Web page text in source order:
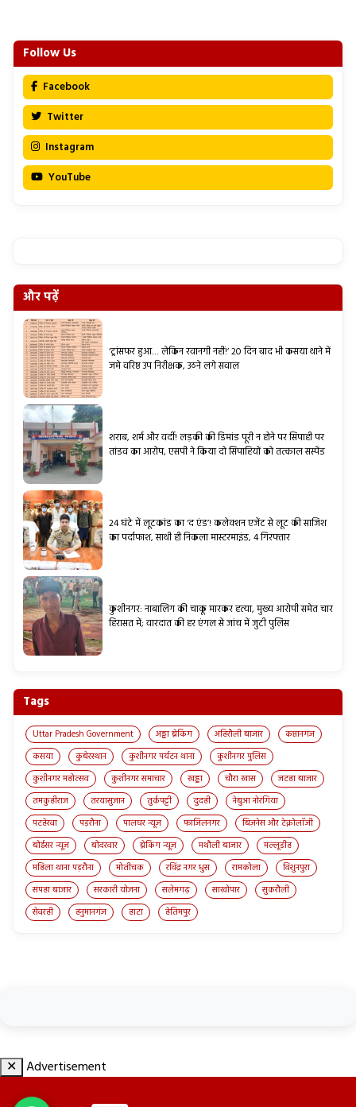
Follow Us
Facebook
Twitter
Instagram
YouTube
और पढ़ें
‘ट्रांसफर हुआ… लेकिन रवानगी नहीं!’ 20 दिन बाद भी कसया थाने में
जमे वरिष्ठ उप निरीक्षक, उठने लगे सवाल
शराब, शर्म और वर्दी! लड़की की डिमांड पूरी न होने पर सिपाही पर
तांडव का आरोप, एसपी ने किया दो सिपाहियों को तत्काल सस्पेंड
24 घंटे में लूटकांड का ‘द एंड’! कलेक्शन एजेंट से लूट की साजिश
का पर्दाफाश, साथी ही निकला मास्टरमाइंड, 4 गिरफ्तार
कुशीनगर: नाबालिग की चाकू मारकर हत्या, मुख्य आरोपी समेत चार
हिरासत में; वारदात की हर एंगल से जांच में जुटी पुलिस
Tags
Uttar Pradesh Government अड्डा ब्रेकिंग अहिरौली बाजार
कप्तानगंज
कसया
कुबेरस्थान कुशीनगर पर्यटन थाना
कुशीनगर पुलिस
कुशीनगर महोत्सव
कुशीनगर समाचार खड्डा चौरा खास
जटहा बाजार
तमकुहीराज
तरयासुजान तुर्कपट्टी दुदही
नेबुआ नोरंगिया
पटहेरवा
पड़रौना पालघर न्यूज़ फाजिलनगर
बिज़नेस और टेक्नोलॉजी
बोईसर न्यूज़
बोदरवार ब्रेकिंग न्यूज़ मथौली बाजार
मल्लूडीह
महिला थाना पड़रौना
मोतीचक रविंद्र नगर धुस रामकोला
विशुनपुरा
सपहा बाजार
सरकारी योजना सलेमगढ़ साखोपार
सुकरौली
सेवरही
हनुमानगंज हाटा हेतिमपुर
✕ Advertisement